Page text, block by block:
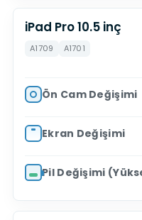
iPad Pro 10.5 inç
A1709 A1701
Ön Cam Değişimi
Ekran Değişimi
Pil Değişimi